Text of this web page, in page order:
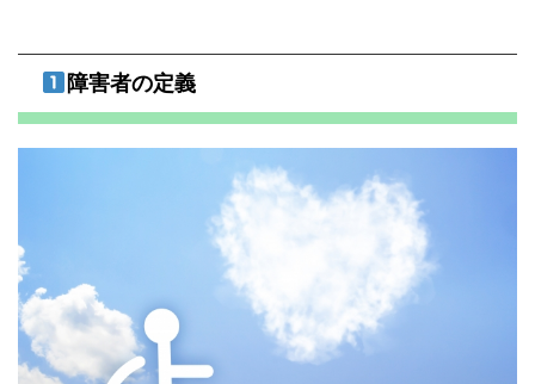
障害者の定義